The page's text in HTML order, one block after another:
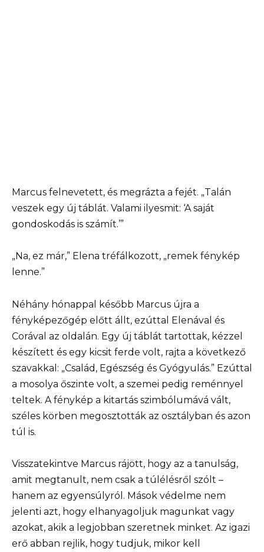
Marcus felnevetett, és megrázta a fejét. „Talán
veszek egy új táblát. Valami ilyesmit: ‘A saját
gondoskodás is számít.’”
„Na, ez már,” Elena tréfálkozott, „remek fénykép
lenne.”
Néhány hónappal később Marcus újra a
fényképezőgép előtt állt, ezúttal Elenával és
Corával az oldalán. Egy új táblát tartottak, kézzel
készített és egy kicsit ferde volt, rajta a következő
szavakkal: „Család, Egészség és Gyógyulás.” Ezúttal
a mosolya őszinte volt, a szemei pedig reménnyel
teltek. A fénykép a kitartás szimbólumává vált,
széles körben megosztották az osztályban és azon
túl is.
Visszatekintve Marcus rájött, hogy az a tanulság,
amit megtanult, nem csak a túlélésről szólt –
hanem az egyensúlyról. Mások védelme nem
jelenti azt, hogy elhanyagoljuk magunkat vagy
azokat, akik a legjobban szeretnek minket. Az igazi
erő abban rejlik, hogy tudjuk, mikor kell